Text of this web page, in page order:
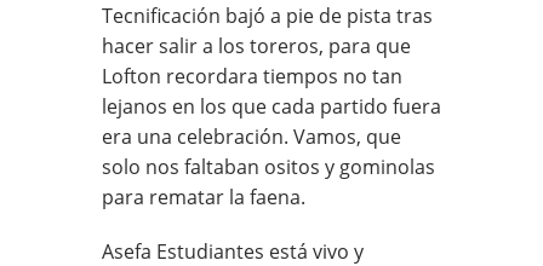
Tecnificación bajó a pie de pista tras
hacer salir a los toreros, para que
Lofton recordara tiempos no tan
lejanos en los que cada partido fuera
era una celebración. Vamos, que
solo nos faltaban ositos y gominolas
para rematar la faena.
Asefa Estudiantes está vivo y